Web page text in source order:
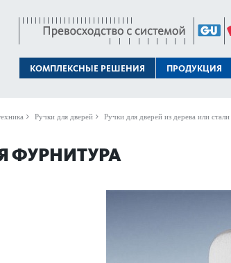
КОМПЛЕКСНЫЕ РЕШЕНИЯ ПРОДУКЦИЯ
Ручки для дверей Ручки для дверей из дерева или стали
ФУРНИТУРА